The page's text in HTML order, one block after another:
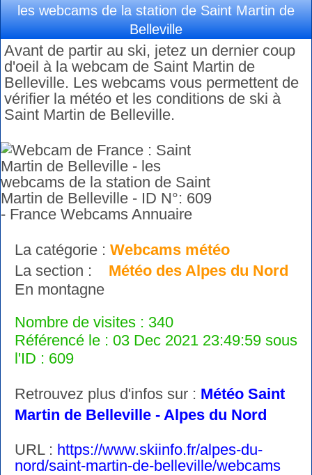
les webcams de la station de Saint Martin de
Belleville
Avant de partir au ski, jetez un dernier coup
d'oeil à la webcam de Saint Martin de
Belleville. Les webcams vous permettent de
vérifier la météo et les conditions de ski à
Saint Martin de Belleville.
La catégorie : Webcams météo
La section : Météo des Alpes du Nord
En montagne
Nombre de visites : 340
Référencé le : 03 Dec 2021 23:49:59 sous
l'ID : 609
Retrouvez plus d'infos sur : Météo Saint
Martin de Belleville - Alpes du Nord
URL : https://www.skiinfo.fr/alpes-du-
nord/saint-martin-de-belleville/webcams